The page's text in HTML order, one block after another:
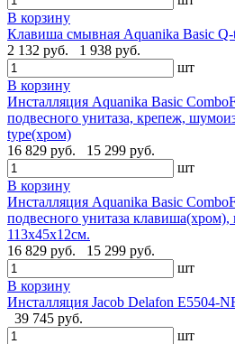
В корзину
Клавиша смывная Aquanika Basic Q-
2 132 руб.
1 938 руб.
шт
В корзину
Инсталляция Aquanika Basic
подвесного унитаза, крепеж,
type(хром)
16 829 руб.
15 299 руб.
шт
В корзину
Инсталляция Aquanika Basic
подвесного унитаза
113х45х12см.
16 829 руб.
15 299 руб.
шт
В корзину
Инсталляция Jacob Delafon E5504-
39 745 руб.
шт